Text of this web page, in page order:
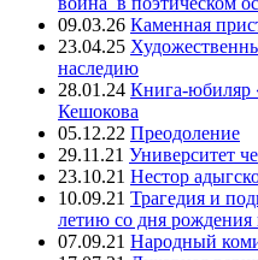
09.03.26 Каменная
23.04.25
наследию
28.01.24 Книга-юбиляр
Кешокова
05.12.22 Преодоление
29.11.21 Университет
23.10.21 Нестор
10.09.21 Трагедия и
летию со дня рождения
07.09.21 Народный